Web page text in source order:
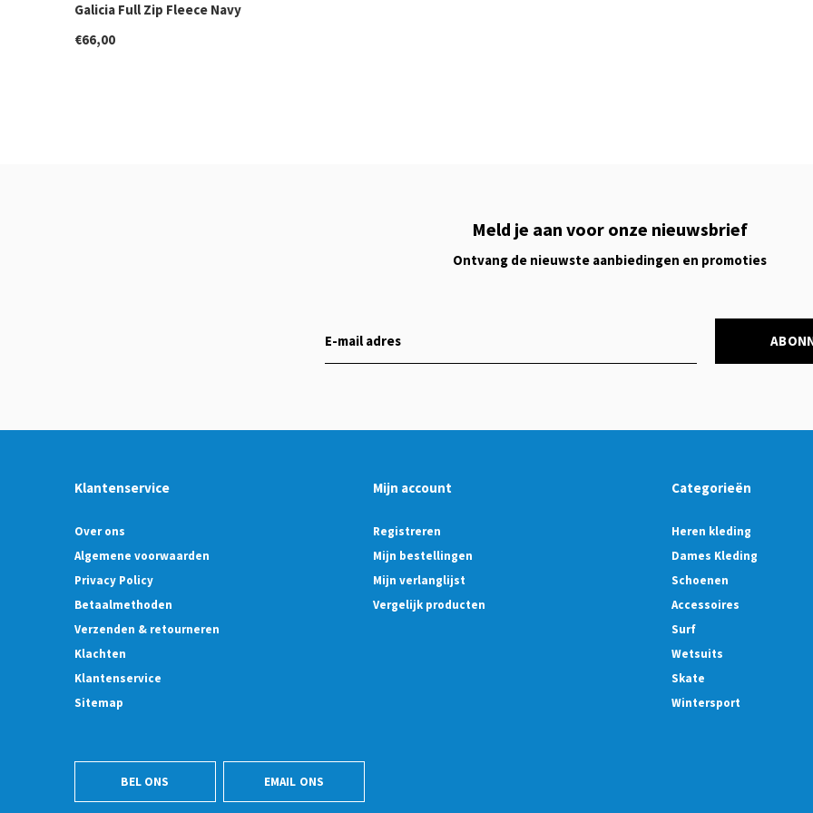
Galicia Full Zip Fleece Navy
€66,00
Meld je aan voor onze nieuwsbrief
Ontvang de nieuwste aanbiedingen en promoties
Klantenservice
Over ons
Algemene voorwaarden
Privacy Policy
Betaalmethoden
Verzenden & retourneren
Klachten
Klantenservice
Sitemap
Mijn account
Registreren
Mijn bestellingen
Mijn verlanglijst
Vergelijk producten
Categorieën
Heren kleding
Dames Kleding
Schoenen
Accessoires
Surf
Wetsuits
Skate
Wintersport
BEL ONS EMAIL ONS